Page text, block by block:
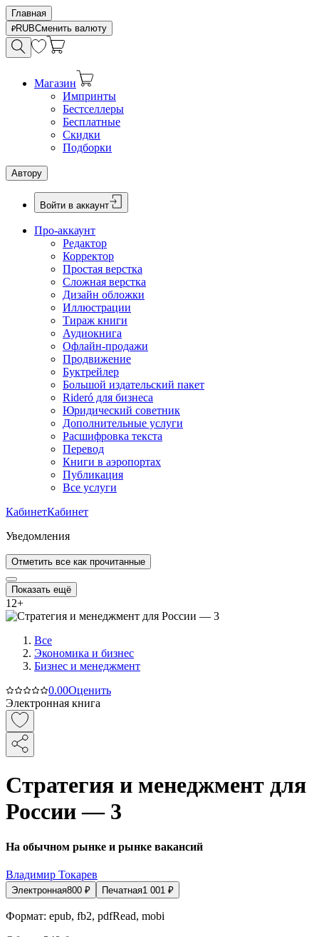
Главная
RUBСменить валюту
Магазин
Импринты
Бестселлеры
Бесплатные
Скидки
Подборки
Автору
Войти в аккаунт
Про-аккаунт
Редактор
Корректор
Простая верстка
Сложная верстка
Дизайн обложки
Иллюстрации
Тираж книги
Аудиокнига
Офлайн-продажи
Продвижение
Буктрейлер
Большой издательский пакет
Rideró для бизнеса
Юридический советник
Дополнительные услуги
Расшифровка текста
Перевод
Книги в аэропортах
Публикация
Все услуги
КабинетКабинет
Уведомления
Отметить все как прочитанные
Показать ещё
12+
Все
Экономика и бизнес
Бизнес и менеджмент
0.00Оценить
Электронная книга
Стратегия и менеджмент для
России — 3
На обычном рынке и рынке вакансий
Владимир Токарев
Электронная800 ₽ Печатная1 001 ₽
Формат: epub, fb2, pdfRead, mobi